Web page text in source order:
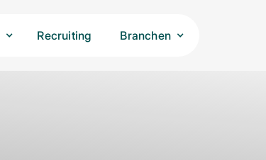
Recruiting Branchen